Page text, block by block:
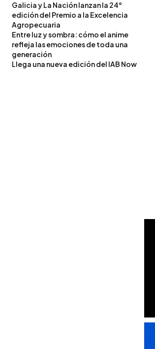
Galicia y La Nación lanzan la 24°
edición del Premio a la Excelencia
Agropecuaria
Entre luz y sombra: cómo el anime
refleja las emociones de toda una
generación
Llega una nueva edición del IAB Now